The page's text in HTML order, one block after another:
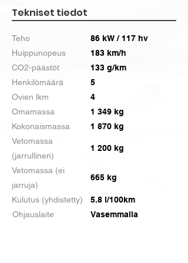
Tekniset tiedot
Teho
Huippunopeus
CO2-päästöt
Henkilömäärä
Ovien lkm
Omamassa
Kokonaismassa
Vetomassa
(jarrullinen)
Vetomassa (ei
jarruja)
86 kW / 117 hv
183 km/h
133 g/km
5
4
1 349 kg
1 870 kg
1 200 kg
665 kg
Kulutus (yhdistetty)
5.8 l/100km
Ohjauslaite
Vasemmalla